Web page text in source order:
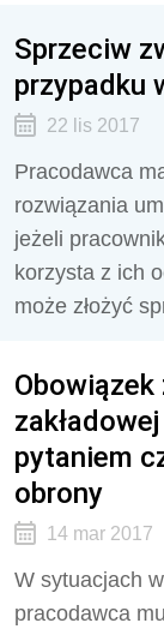
Sprzeciw
przypadku
22 lis 2017
Pracodawca
rozwiązania
jeżeli
korzysta z ich
może złożyć
pytaniem
obrony
14 mar 2017
W sytuacjach
pracodawca